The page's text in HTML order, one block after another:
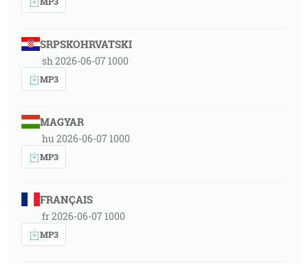
SRPSKOHRVATSKI
sh 2026-06-07 1000
MP3
MAGYAR
hu 2026-06-07 1000
MP3
FRANÇAIS
fr 2026-06-07 1000
MP3